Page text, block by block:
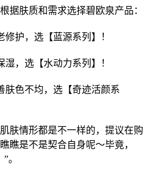
据肤质和需求选择碧欧泉产品：
护，选【蓝源系列】！
，选【水动力系列】！
肤色不均，选【奇迹活颜系
肤情形都是不一样的，提议在购
瞧是不是契合自身呢～毕竟，
。